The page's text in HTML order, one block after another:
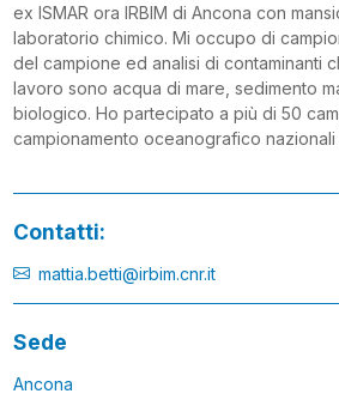
ex ISMAR ora IRBIM di Ancona con
laboratorio chimico. Mi occupo di
del campione ed analisi di contaminanti
lavoro sono acqua di mare, sedimento
biologico. Ho partecipato a più di 50
campionamento oceanografico
Contatti:
mattia.betti@irbim.cnr.it
Sede
Ancona